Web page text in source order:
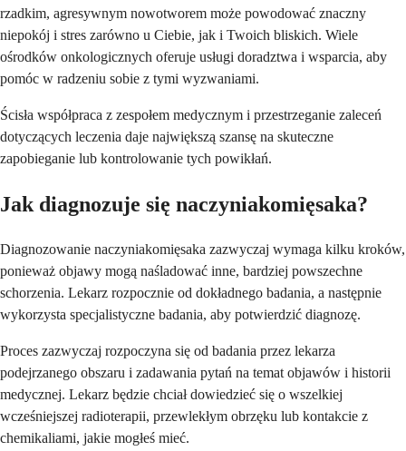
rzadkim, agresywnym nowotworem może powodować znaczny
niepokój i stres zarówno u Ciebie, jak i Twoich bliskich. Wiele
ośrodków onkologicznych oferuje usługi doradztwa i wsparcia, aby
pomóc w radzeniu sobie z tymi wyzwaniami.
Ścisła współpraca z zespołem medycznym i przestrzeganie zaleceń
dotyczących leczenia daje największą szansę na skuteczne
zapobieganie lub kontrolowanie tych powikłań.
Jak diagnozuje się naczyniakomięsaka?
Diagnozowanie naczyniakomięsaka zazwyczaj wymaga kilku kroków,
ponieważ objawy mogą naśladować inne, bardziej powszechne
schorzenia. Lekarz rozpocznie od dokładnego badania, a następnie
wykorzysta specjalistyczne badania, aby potwierdzić diagnozę.
Proces zazwyczaj rozpoczyna się od badania przez lekarza
podejrzanego obszaru i zadawania pytań na temat objawów i historii
medycznej. Lekarz będzie chciał dowiedzieć się o wszelkiej
wcześniejszej radioterapii, przewlekłym obrzęku lub kontakcie z
chemikaliami, jakie mogłeś mieć.